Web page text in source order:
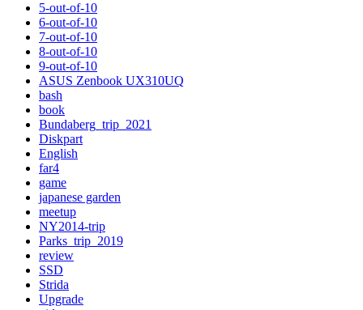
5-out-of-10
6-out-of-10
7-out-of-10
8-out-of-10
9-out-of-10
ASUS Zenbook UX310UQ
bash
book
Bundaberg_trip_2021
Diskpart
English
far4
game
japanese garden
meetup
NY2014-trip
Parks_trip_2019
review
SSD
Strida
Upgrade